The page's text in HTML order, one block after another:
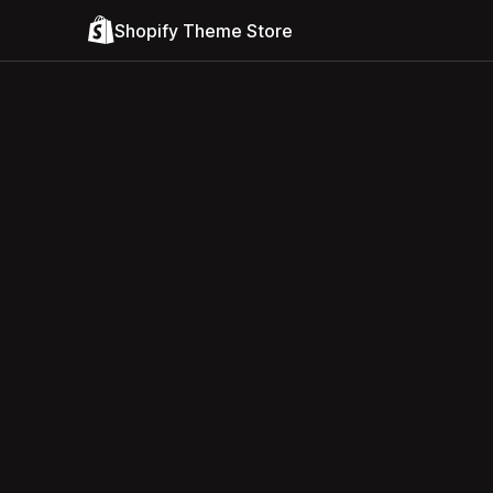
Shopify Theme Store